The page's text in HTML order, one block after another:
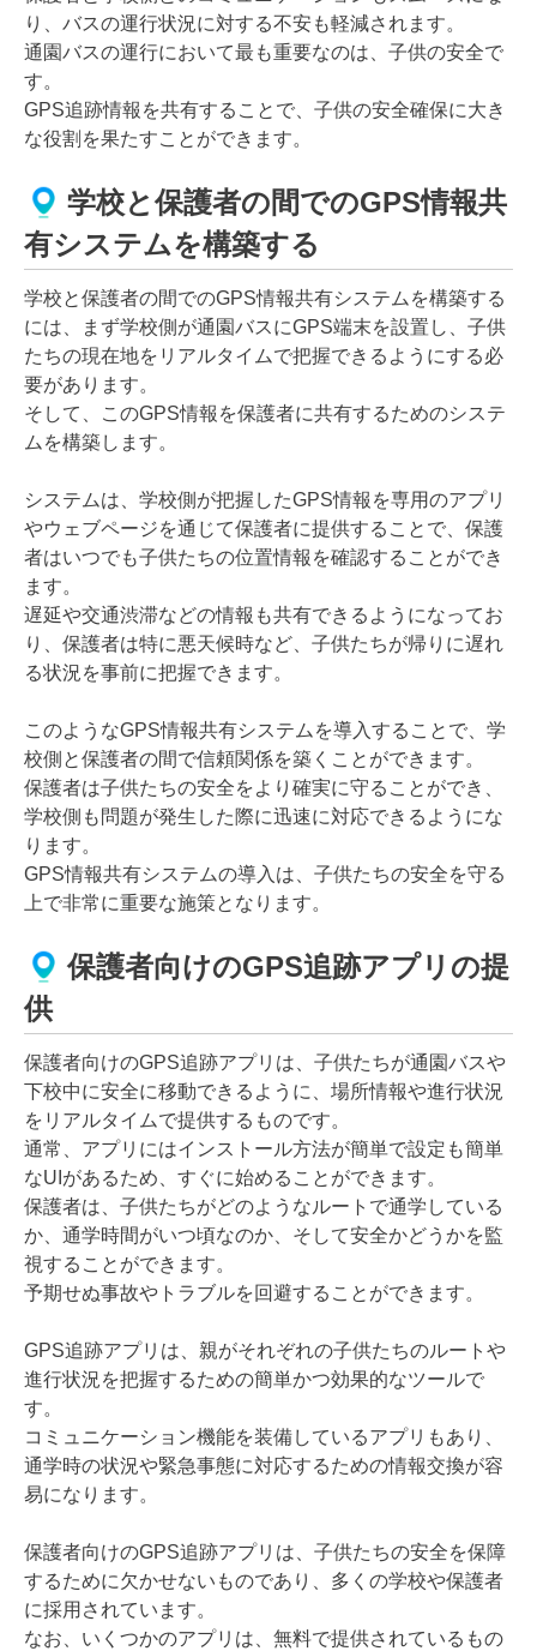
り、バスの運行状況に対する不安も軽減されます。
通園バスの運行において最も重要なのは、子供の安全で
す。
GPS追跡情報を共有することで、子供の安全確保に大き
な役割を果たすことができます。
学校と保護者の間でのGPS情報共
有システムを構築する
学校と保護者の間でのGPS情報共有システムを構築する
には、まず学校側が通園バスにGPS端末を設置し、子供
たちの現在地をリアルタイムで把握できるようにする必
要があります。
そして、このGPS情報を保護者に共有するためのシステ
ムを構築します。
システムは、学校側が把握したGPS情報を専用のアプリ
やウェブページを通じて保護者に提供することで、保護
者はいつでも子供たちの位置情報を確認することができ
ます。
遅延や交通渋滞などの情報も共有できるようになってお
り、保護者は特に悪天候時など、子供たちが帰りに遅れ
る状況を事前に把握できます。
このようなGPS情報共有システムを導入することで、学
校側と保護者の間で信頼関係を築くことができます。
保護者は子供たちの安全をより確実に守ることができ、
学校側も問題が発生した際に迅速に対応できるようにな
ります。
GPS情報共有システムの導入は、子供たちの安全を守る
上で非常に重要な施策となります。
保護者向けのGPS追跡アプリの提
供
保護者向けのGPS追跡アプリは、子供たちが通園バスや
下校中に安全に移動できるように、場所情報や進行状況
をリアルタイムで提供するものです。
通常、アプリにはインストール方法が簡単で設定も簡単
なUIがあるため、すぐに始めることができます。
保護者は、子供たちがどのようなルートで通学している
か、通学時間がいつ頃なのか、そして安全かどうかを監
視することができます。
予期せぬ事故やトラブルを回避することができます。
GPS追跡アプリは、親がそれぞれの子供たちのルートや
進行状況を把握するための簡単かつ効果的なツールで
す。
コミュニケーション機能を装備しているアプリもあり、
通学時の状況や緊急事態に対応するための情報交換が容
易になります。
保護者向けのGPS追跡アプリは、子供たちの安全を保障
するために欠かせないものであり、多くの学校や保護者
に採用されています。
なお、いくつかのアプリは、無料で提供されているもの